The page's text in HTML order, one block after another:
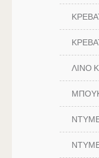
ΛΙΝΟ